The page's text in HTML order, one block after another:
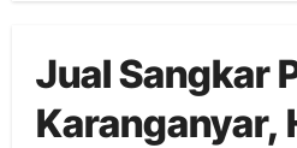
Jual Sangkar
Karanganyar,